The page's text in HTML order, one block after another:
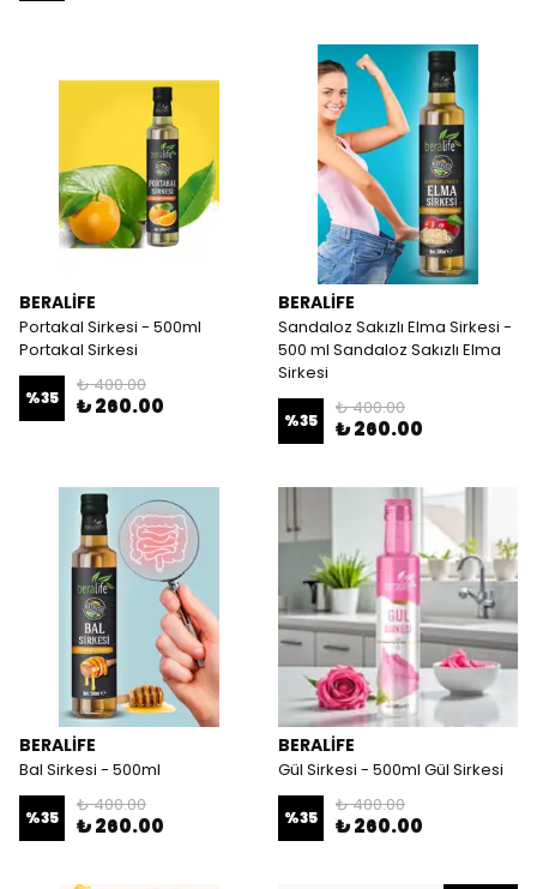
BERALİFE
Portakal Sirkesi - 500ml
Portakal Sirkesi
%35
₺ 400.00
₺ 260.00
BERALİFE
Sandaloz Sakızlı Elma Sirkesi -
500 ml Sandaloz Sakızlı Elma
Sirkesi
%35
₺ 400.00
₺ 260.00
BERALİFE
Bal Sirkesi - 500ml
%35
₺ 400.00
₺ 260.00
BERALİFE
Gül Sirkesi - 500ml Gül Sirkesi
%35
₺ 400.00
₺ 260.00